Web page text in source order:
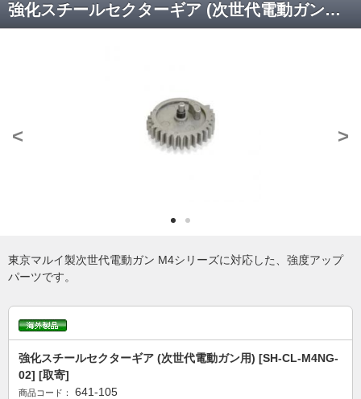
強化スチールセクターギア (次世代電動ガン用) [SH-CL-M4NG-02] [取寄]
< >
東京マルイ製次世代電動ガン M4シリーズに対応した、強度アップ
パーツです。
強化スチールセクターギア (次世代電動ガン用) [SH-CL-M4NG-
02] [取寄]
商品コード： 641-105